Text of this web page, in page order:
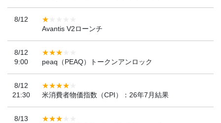
8/12
Avantis V2ローンチ
8/12
9:00
peaq（PEAQ）トークンアンロック
8/12
21:30
米消費者物価指数（CPI）：26年7月結果
8/13